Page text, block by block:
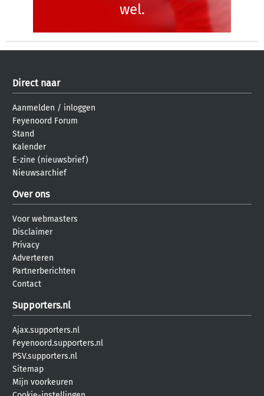
wel.
Direct naar
Aanmelden / inloggen
Feyenoord Forum
Stand
Kalender
E-zine (nieuwsbrief)
Nieuwsarchief
Over ons
Voor webmasters
Disclaimer
Privacy
Adverteren
Partnerberichten
Contact
Supporters.nl
Ajax.supporters.nl
Feyenoord.supporters.nl
PSV.supporters.nl
Sitemap
Mijn voorkeuren